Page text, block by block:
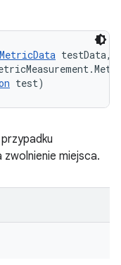
testData,
test)
miejsca.